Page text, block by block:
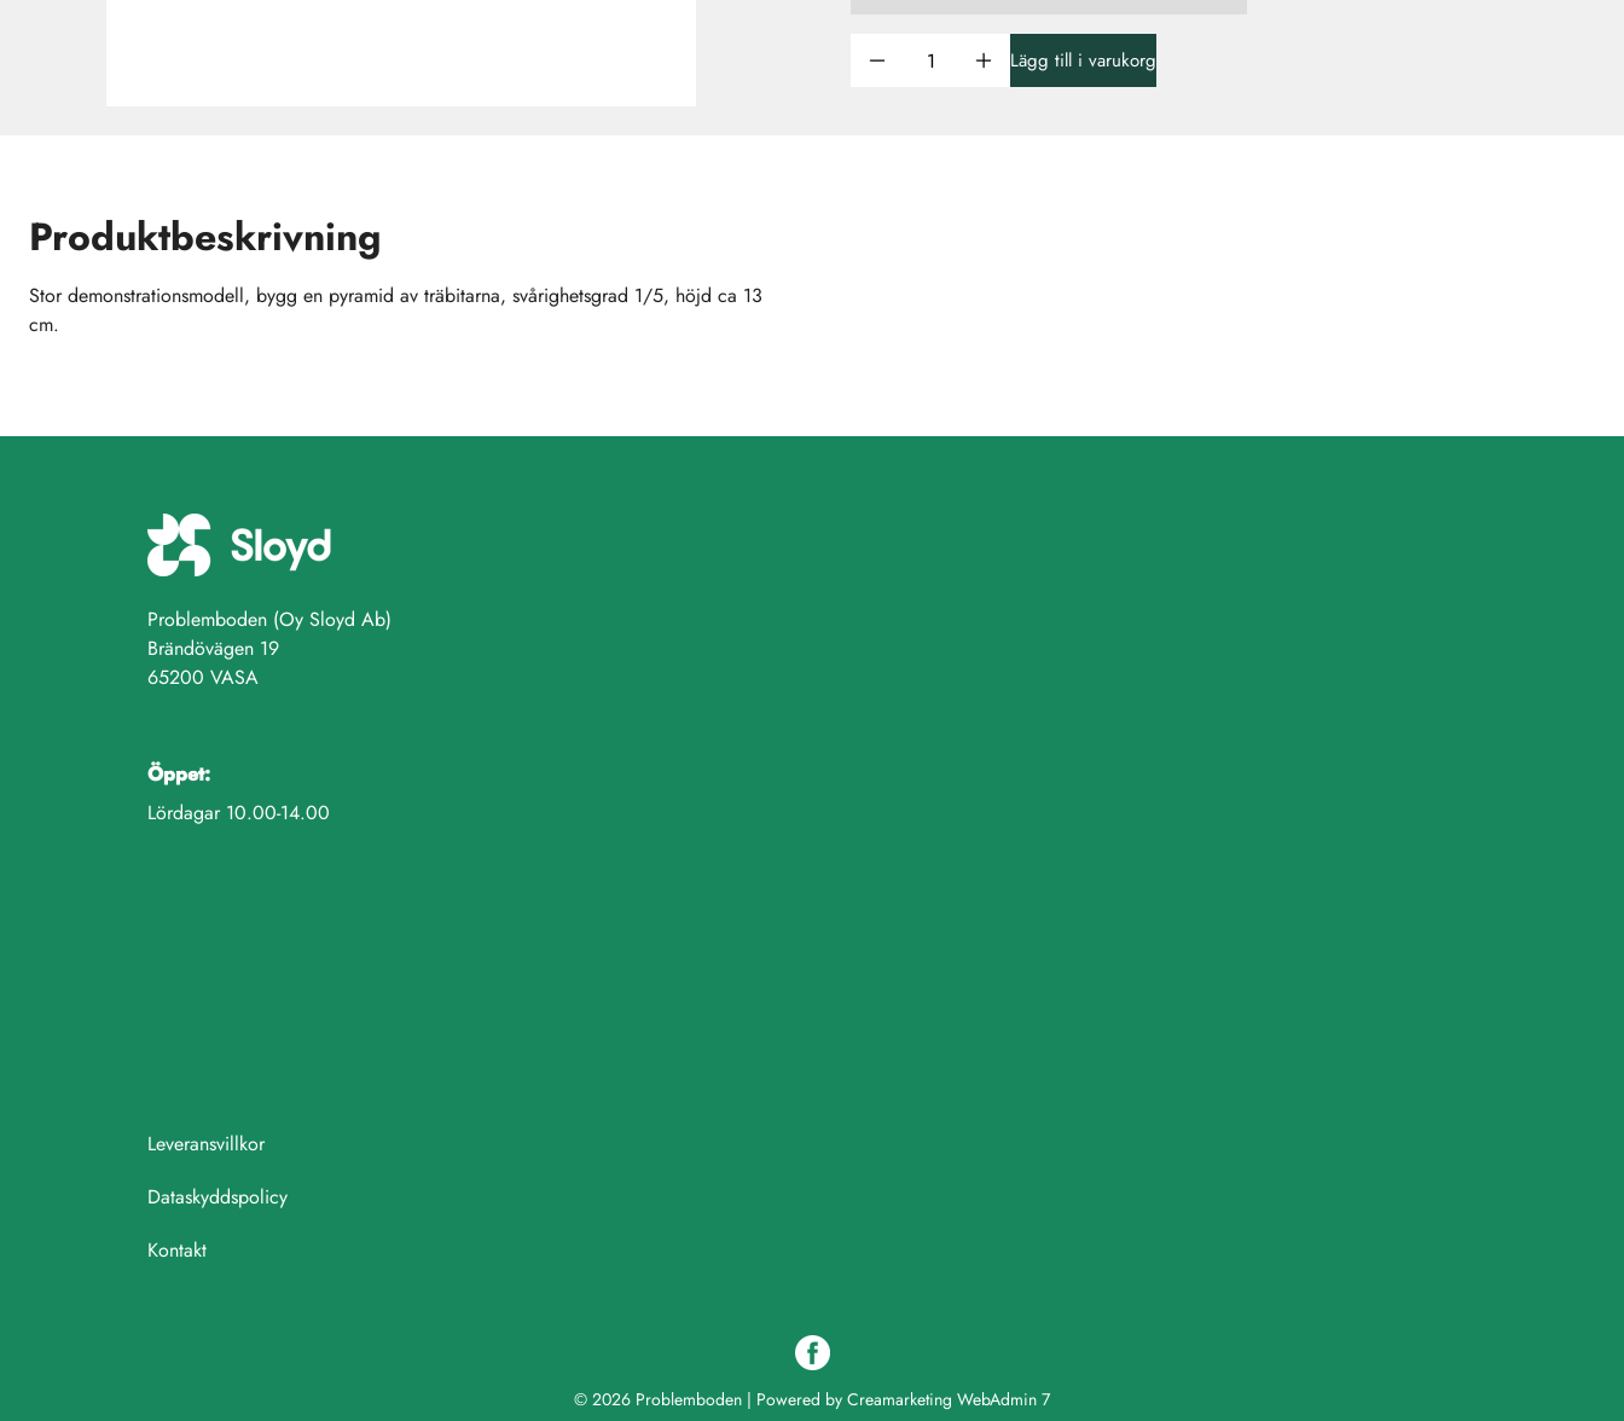
Lägg till i varukorg
Produktbeskrivning
Stor demonstrationsmodell, bygg en pyramid av träbitarna, svårighetsgrad 1/5, höjd ca 13
cm.
Problemboden (Oy Sloyd Ab)
Brändövägen 19
65200 VASA
Öppet:
Lördagar 10.00-14.00
Leveransvillkor
Dataskyddspolicy
Kontakt
© 2026 Problemboden | Powered by Creamarketing WebAdmin 7